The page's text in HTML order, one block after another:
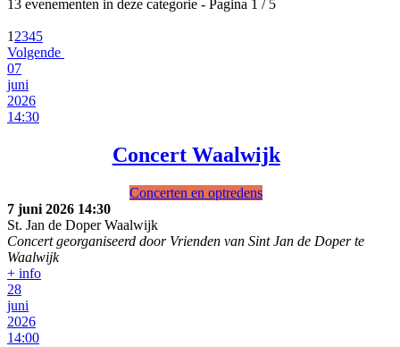
13 evenementen in deze categorie - Pagina 1 / 5
12345
Volgende
07
juni
2026
14:30
Concert Waalwijk
Concerten en optredens
7 juni 2026 14:30
St. Jan de Doper Waalwijk
Concert georganiseerd door Vrienden van Sint Jan de Doper te
Waalwijk
+ info
28
juni
2026
14:00